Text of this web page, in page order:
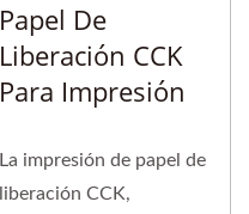
Papel De
Liberación CCK
Para Impresión
La impresión de papel de
liberación CCK,